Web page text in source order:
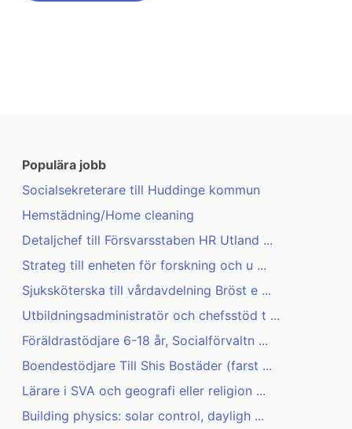
Populära jobb
Socialsekreterare till Huddinge kommun
Hemstädning/Home cleaning
Detaljchef till Försvarsstaben HR Utland ...
Strateg till enheten för forskning och u ...
Sjuksköterska till vårdavdelning Bröst e ...
Utbildningsadministratör och chefsstöd t ...
Föräldrastödjare 6-18 år, Socialförvaltn ...
Boendestödjare Till Shis Bostäder (farst ...
Lärare i SVA och geografi eller religion ...
Building physics: solar control, dayligh ...